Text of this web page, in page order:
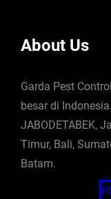
About Us
Garda Pest
besar di
JABODETABEK,
Timur, Bali,
Batam.